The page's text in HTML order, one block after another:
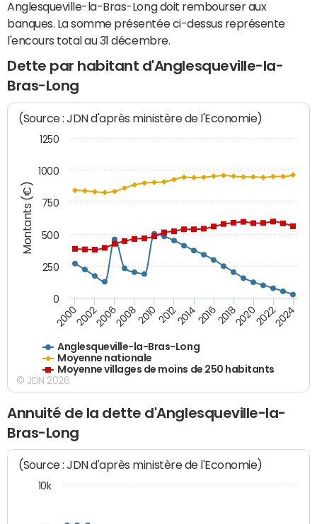
Anglesqueville-la-Bras-Long doit rembourser aux
banques. La somme présentée ci-dessus représente
l'encours total au 31 décembre.
Dette par habitant d'Anglesqueville-la-
Bras-Long
Montants (€)
(Source : JDN d'après ministère de l'Economie)
Anglesqueville-la-Bras-Long
Moyenne nationale
Moyenne villages de moins de 250 habitants
200020022006200820102012201420162018202020222024
0
250
500
750
1000
1250
© JDN 2026
Annuité de la dette d'Anglesqueville-la-
Bras-Long
(Source : JDN d'après ministère de l'Economie)
10k